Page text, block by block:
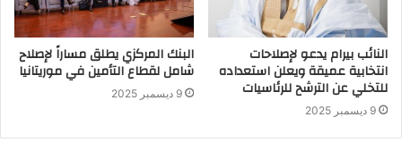
النائب بيرام يدعو لإصلاحات
انتخابية عميقة ويعلن استعداده
للتخلي عن الترشح للرئاسيات
9 ديسمبر 2025
البنك المركزي يطلق مساراً لإصلاح
شامل لقطاع التأمين في موريتانيا
9 ديسمبر 2025